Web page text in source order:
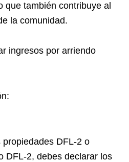
que también contribuye al
la comunidad.
ingresos por arriendo
DFL-2 o
DFL-2, debes declarar los